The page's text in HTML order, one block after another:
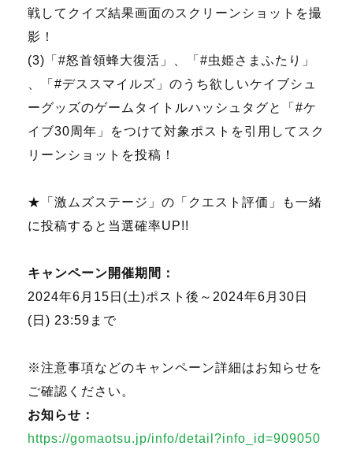
戦してクイズ結果画面のスクリーンショットを撮
影！
(3)「#怒首領蜂大復活」、「#虫姫さまふたり」
、「#デススマイルズ」のうち欲しいケイブシュ
ーグッズのゲームタイトルハッシュタグと「#ケ
イブ30周年」をつけて対象ポストを引用してスク
リーンショットを投稿！
★「激ムズステージ」の「クエスト評価」も一緒
に投稿すると当選確率UP!!
キャンペーン開催期間：
2024年6月15日(土)ポスト後～2024年6月30日
(日) 23:59まで
※注意事項などのキャンペーン詳細はお知らせを
ご確認ください。
お知らせ：
https://gomaotsu.jp/info/detail?info_id=909050